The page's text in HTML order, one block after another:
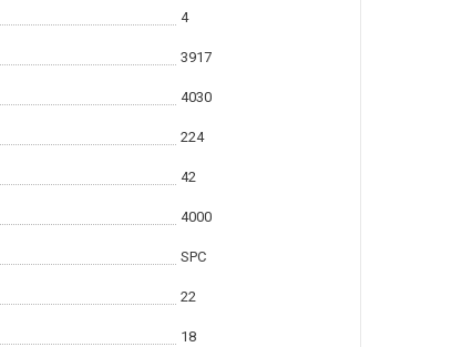
4
3917
4030
224
42
4000
SPC
22
18